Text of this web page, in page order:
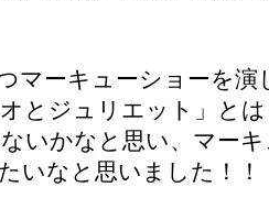
マーキューショーを演
とジュリエット」と
いかなと思い、マー
いなと思いました！！